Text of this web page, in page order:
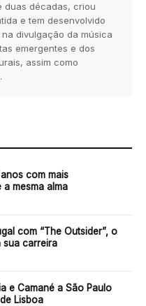
duas décadas, criou
e tem desenvolvido
divulgação da música
emergentes e dos
assim como
com mais
mesma alma
com “The Outsider”, o
sua carreira
e Camané a São Paulo
Lisboa